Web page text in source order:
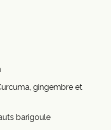
gingembre et
barigoule